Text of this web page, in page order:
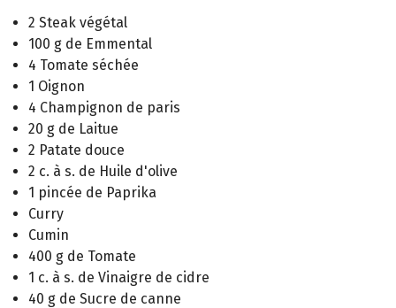
2 Steak végétal
100 g de Emmental
4 Tomate séchée
1 Oignon
4 Champignon de paris
20 g de Laitue
2 Patate douce
2 c. à s. de Huile d'olive
1 pincée de Paprika
Curry
Cumin
400 g de Tomate
1 c. à s. de Vinaigre de cidre
40 g de Sucre de canne